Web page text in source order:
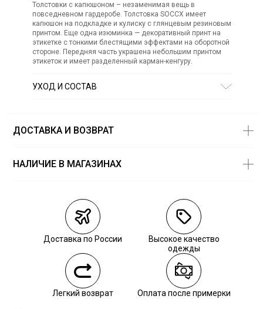
Толстовки с капюшоном – незаменимая вещь в
повседневном гардеробе. Толстовка SOCCX имеет
капюшон на подкладке и кулиску с глянцевым резиновым
принтом. Еще одна изюминка — декоративный принт на
этикетке с тонкими блестящими эффектами на оборотной
стороне. Передняя часть украшена небольшим принтом
этикеток и имеет разделенный карман-кенгуру.
УХОД И СОСТАВ
ДОСТАВКА И ВОЗВРАТ
Курьерская доставка СДЭК
Самовывоз из пункта выдачи СДЭК
Самовывоз из наших магазинов
Курьерская доставка СДЭК
Самовывоз из пункта выдачи СДЭК
НАЛИЧИЕ В МАГАЗИНАХ
Доставка по России
Высокое качество
одежды
Легкий возврат Оплата после примерки